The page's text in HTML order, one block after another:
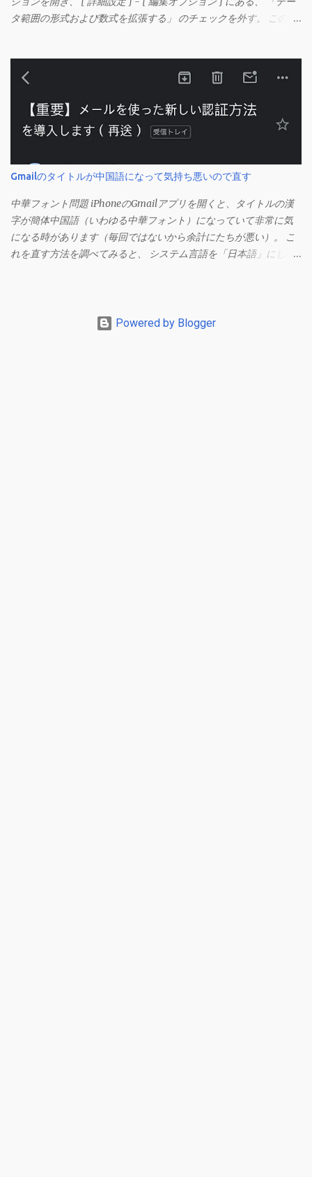
タ範囲の形式および数式を拡張する」 のチェックを外す。 この機
うです。 このオプションを解除して、他のセル（取り消し線の書
式がないセル）をコピーしてから、もう一度入力してみます。 今
度は大丈夫です。 Mac の場合、画面上部にあるメニューの
「Excel」をクリックして環境設定を開きます（「command + ,
（カンマ）」 でも開きます）。 「編集」を開きます。 「編集オプ
Gmailのタイトルが中国語になって気持ち悪いので直す
中華フォント問題 iPhoneのGmailアプリを開くと、タイトルの漢
字が簡体中国語（いわゆる中華フォント）になっていて非常に気
になる時があります（毎回ではないから余計にたちが悪い）。 こ
れを直す方法を調べてみると、 システム言語を「日本語」にしろ
い。 アプリのバグ？ で中華フォントを直す メール一覧からメニュ
Powered by Blogger